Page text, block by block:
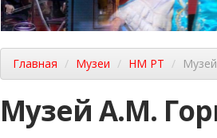
Главная Музеи НМ РТ
Музей А.М.